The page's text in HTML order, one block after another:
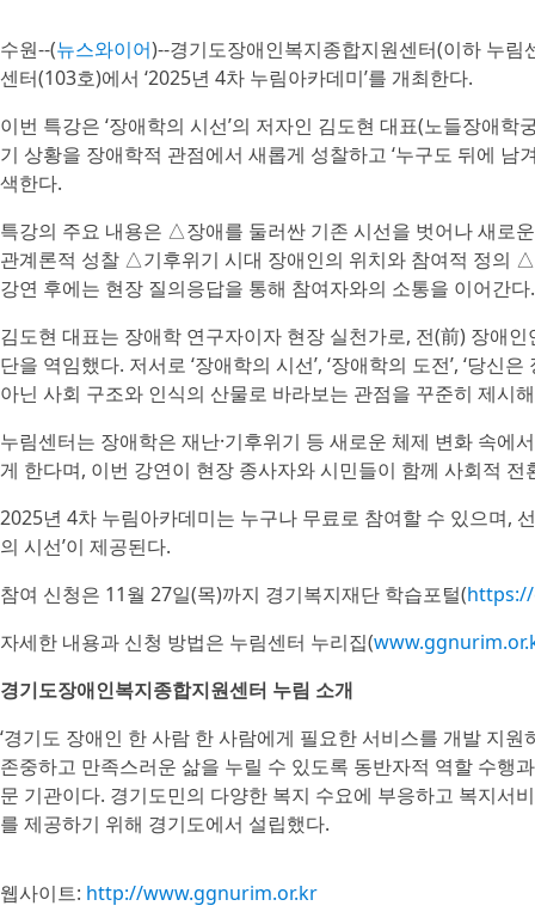
수원--(뉴스와이어)--경기도장애인복지종합지원센터(이하 누
센터(103호)에서 ‘2025년 4차 누림아카데미’를 개최한다.
이번 특강은 ‘장애학의 시선’의 저자인 김도현 대표(노들장애
기 상황을 장애학적 관점에서 새롭게 성찰하고 ‘누구도 뒤에 남
색한다.
특강의 주요 내용은 △장애를 둘러싼 기존 시선을 벗어나 새로
관계론적 성찰 △기후위기 시대 장애인의 위치와 참여적 정의
강연 후에는 현장 질의응답을 통해 참여자와의 소통을 이어간다.
김도현 대표는 장애학 연구자이자 현장 실천가로, 전(前) 장애
단을 역임했다. 저서로 ‘장애학의 시선’, ‘장애학의 도전’, ‘당신
아닌 사회 구조와 인식의 산물로 바라보는 관점을 꾸준히 제시
누림센터는 장애학은 재난·기후위기 등 새로운 체제 변화 속에
게 한다며, 이번 강연이 현장 종사자와 시민들이 함께 사회적
2025년 4차 누림아카데미는 누구나 무료로 참여할 수 있으며,
의 시선’이 제공된다.
참여 신청은 11월 27일(목)까지 경기복지재단 학습포털(
자세한 내용과 신청 방법은 누림센터 누리집(
경기도장애인복지종합지원센터 누림 소개
‘경기도 장애인 한 사람 한 사람에게 필요한 서비스를 개발 지
존중하고 만족스러운 삶을 누릴 수 있도록 동반자적 역할 수행
문 기관이다. 경기도민의 다양한 복지 수요에 부응하고 복지서
를 제공하기 위해 경기도에서 설립했다.
웹사이트: http://www.ggnurim.or.kr